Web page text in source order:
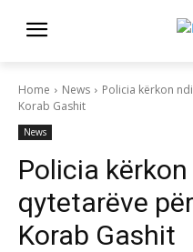
Home News
Policia kërkon
Korab Gashit
News
Policia
qytetarëve
Korab Gashit